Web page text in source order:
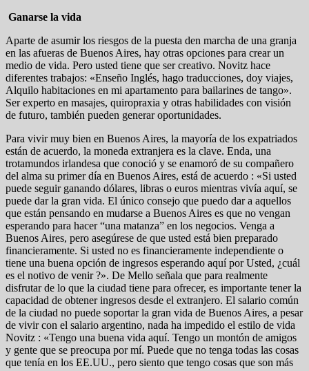
Ganarse la vida
Aparte de asumir los riesgos de la puesta den marcha de una granja
en las afueras de Buenos Aires, hay otras opciones para crear un
medio de vida. Pero usted tiene que ser creativo. Novitz hace
diferentes trabajos: «Enseño Inglés, hago traducciones, doy viajes,
Alquilo habitaciones en mi apartamento para bailarines de tango».
Ser experto en masajes, quiropraxia y otras habilidades con visión
de futuro, también pueden generar oportunidades.
Para vivir muy bien en Buenos Aires, la mayoría de los expatriados
están de acuerdo, la moneda extranjera es la clave. Enda, una
trotamundos irlandesa que conoció y se enamoró de su compañero
del alma su primer día en Buenos Aires, está de acuerdo : «Si usted
puede seguir ganando dólares, libras o euros mientras vivía aquí, se
puede dar la gran vida. El único consejo que puedo dar a aquellos
que están pensando en mudarse a Buenos Aires es que no vengan
esperando para hacer “una matanza” en los negocios. Venga a
Buenos Aires, pero asegúrese de que usted está bien preparado
financieramente. Si usted no es financieramente independiente o
tiene una buena opción de ingresos esperando aquí por Usted, ¿cuál
es el notivo de venir ?». De Mello señala que para realmente
disfrutar de lo que la ciudad tiene para ofrecer, es importante tener la
capacidad de obtener ingresos desde el extranjero. El salario común
de la ciudad no puede soportar la gran vida de Buenos Aires, a pesar
de vivir con el salario argentino, nada ha impedido el estilo de vida
Novitz : «Tengo una buena vida aquí. Tengo un montón de amigos
y gente que se preocupa por mí. Puede que no tenga todas las cosas
que tenía en los EE.UU., pero siento que tengo cosas que son más